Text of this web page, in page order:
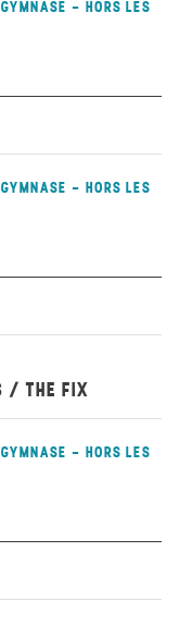
- HORS LES
- HORS LES
/ THE FIX
- HORS LES